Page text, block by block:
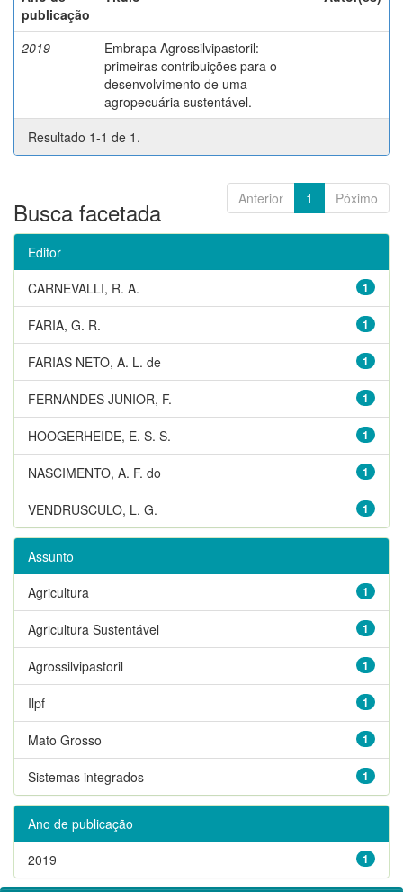
publicação
2019
Embrapa Agrossilvipastoril:
primeiras contribuições para o
desenvolvimento de uma
agropecuária sustentável.
-
Resultado 1-1 de 1.
Anterior 1 Póximo
Busca facetada
Editor
1
CARNEVALLI, R. A.
1
FARIA, G. R.
1
FARIAS NETO, A. L. de
1
FERNANDES JUNIOR, F.
1
HOOGERHEIDE, E. S. S.
1
NASCIMENTO, A. F. do
1
VENDRUSCULO, L. G.
Assunto
1
Agricultura
1
Agricultura Sustentável
1
Agrossilvipastoril
1
Ilpf
1
Mato Grosso
1
Sistemas integrados
Ano de publicação
1
2019